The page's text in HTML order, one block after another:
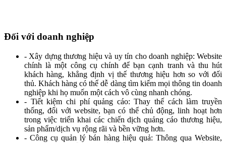
Đối với doanh nghiệp
- Xây dựng thương hiệu và uy tín cho doanh nghiệp: Website
chính là một công cụ chính để bạn cạnh tranh và thu hút
khách hàng, khẳng định vị thế thương hiệu hơn so với đối
thủ. Khách hàng có thể dễ dàng tìm kiếm mọi thông tin doanh
nghiệp khi họ muốn một cách vô cùng nhanh chóng.
- Tiết kiệm chi phí quảng cáo: Thay thế cách làm truyền
thống, đối với website, bạn có thể chủ động, linh hoạt hơn
trong việc triển khai các chiến dịch quảng cáo thương hiệu,
sản phẩm/dịch vụ rộng rãi và bền vững hơn.
- Công cụ quản lý bán hàng hiệu quả: Thông qua Website,